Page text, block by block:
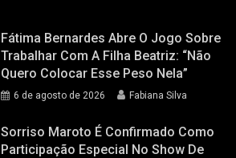
Fátima Bernardes Abre O Jogo Sobre
Trabalhar Com A Filha Beatriz: “Não
Quero Colocar Esse Peso Nela”
6 de agosto de 2026 Fabiana Silva
Sorriso Maroto É Confirmado Como
Participação Especial No Show De